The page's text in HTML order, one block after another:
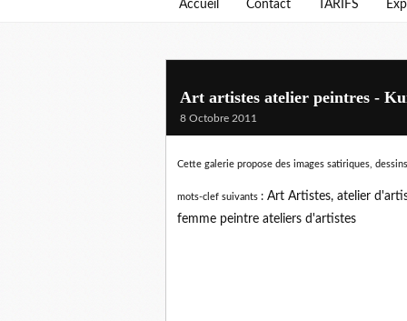
Accueil Contact TARIFS
Art artistes atelier peintres -
8 Octobre 2011
Cette galerie propose des images satiriques,
mots-clef suivants : Art Artistes, atelier
femme peintre ateliers d'artistes